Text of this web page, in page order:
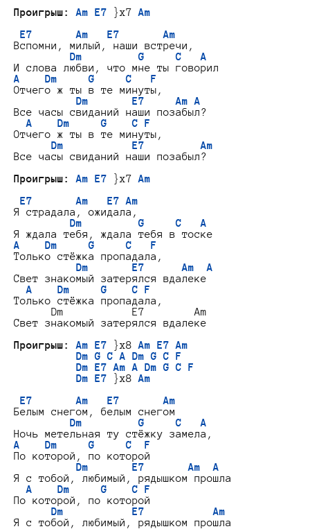
Проигрыш:
Am E7 }x7 Am
E7       Am   E7       Am
Вспомни, милый, наши встречи,
Dm         G     C   A
A    Dm     G     C   F
Отчего ж ты в те минуты,
Dm       E7     Am A
Все часы свиданий наши позабыл?
A    Dm     G    C F
Отчего ж ты в те минуты,
Dm           E7         Am
Все часы свиданий наши позабыл?
Проигрыш:
Am E7 }x7 Am
E7       Am   E7 Am
Я страдала, ожидала,
Dm         G     C   A
A    Dm     G     C   F
Только стёжка пропадала,
Dm       E7      Am  A
Свет знакомый затерялся вдалеке
A    Dm     G    C F
Только стёжка пропадала,
      Dm           E7        Am
Свет знакомый затерялся вдалеке
Проигрыш:
Am E7 }x8 Am E7 Am
Dm G C A Dm G C F
Dm E7 Am A Dm G C F
Dm E7 }x8 Am
E7       Am   E7       Am
Белым снегом, белым снегом
Dm         G     C   A
A    Dm     G     C  F
По которой, по которой
Dm       E7       Am  A
Я с тобой, любимый, рядышком прошла
A    Dm     G    C F
По которой, по которой
Dm           E7           Am
Я с тобой, любимый, рядышком прошла